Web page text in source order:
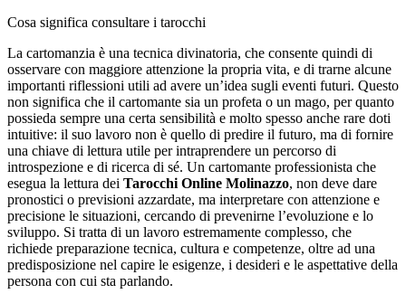
Cosa significa consultare i tarocchi
La cartomanzia è una tecnica divinatoria, che consente quindi di
osservare con maggiore attenzione la propria vita, e di trarne alcune
importanti riflessioni utili ad avere un’idea sugli eventi futuri. Questo
non significa che il cartomante sia un profeta o un mago, per quanto
possieda sempre una certa sensibilità e molto spesso anche rare doti
intuitive: il suo lavoro non è quello di predire il futuro, ma di fornire
una chiave di lettura utile per intraprendere un percorso di
introspezione e di ricerca di sé. Un cartomante professionista che
esegua la lettura dei Tarocchi Online Molinazzo, non deve dare
pronostici o previsioni azzardate, ma interpretare con attenzione e
precisione le situazioni, cercando di prevenirne l’evoluzione e lo
sviluppo. Si tratta di un lavoro estremamente complesso, che
richiede preparazione tecnica, cultura e competenze, oltre ad una
predisposizione nel capire le esigenze, i desideri e le aspettative della
persona con cui sta parlando.